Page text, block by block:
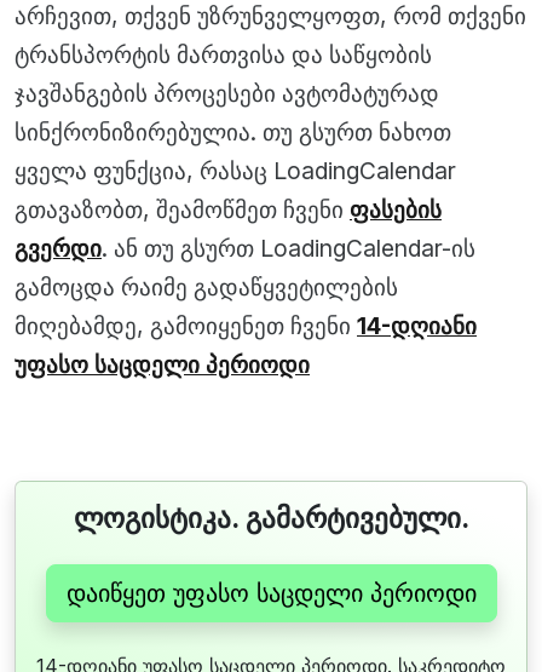
არჩევით, თქვენ უზრუნველყოფთ, რომ თქვენი
ტრანსპორტის მართვისა და საწყობის
ჯავშანგების პროცესები ავტომატურად
სინქრონიზირებულია. თუ გსურთ ნახოთ
ყველა ფუნქცია, რასაც LoadingCalendar
გთავაზობთ, შეამოწმეთ ჩვენი ფასების
გვერდი. ან თუ გსურთ LoadingCalendar-ის
გამოცდა რაიმე გადაწყვეტილების
მიღებამდე, გამოიყენეთ ჩვენი 14-დღიანი
უფასო საცდელი პერიოდი
ლოგისტიკა. გამარტივებული.
დაიწყეთ უფასო საცდელი პერიოდი
14-დღიანი უფასო საცდელი პერიოდი. საკრედიტო